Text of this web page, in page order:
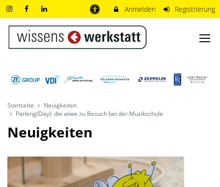
Anmelden Registrierung
Startseite
Neuigkeiten
Parking(Day): die wiwe zu Besuch bei der Musikschule
Neuigkeiten